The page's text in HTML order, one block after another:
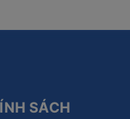
SÁCH